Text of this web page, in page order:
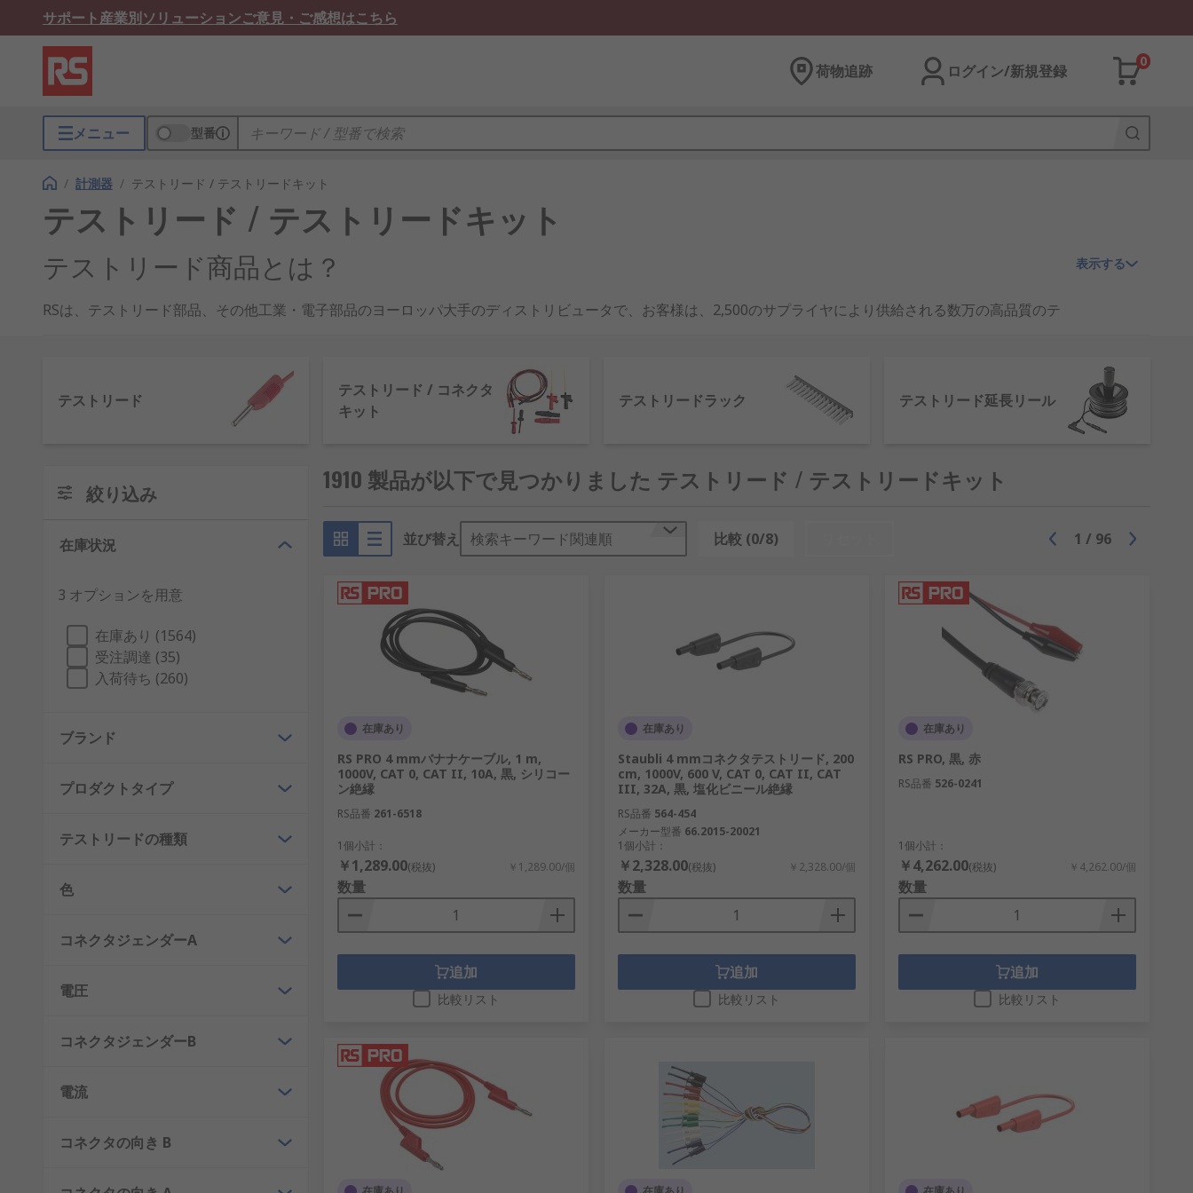
サポート産業別ソリューションご意見・ご感想はこちら
荷物追跡 ログイン/新規登録
0
メニュー 型番
/ 計測器 / テストリード / テストリードキット
テストリード / テストリードキット
テストリード商品とは？
RSは、テストリード部品、その他工業・電子部品のヨーロッパ大手のディストリビュータで、お客様は、2,500のサプライヤにより供給される数万の高品質のテ
テストリード商品の種類
RSでは、次のようなさまざまなテストリード商品の種類を用意しています。
テストリードキット
: 電子機器のテストで使用する基本的なリードとコネクタ部品がセットになったキットです。
テストリード延長リール
: テストリード延長リールは、標準の長さよりも長いリードが必要な場合に最適です。
表示する
テストリード
テストリード / コネクタ
キット
テストリードラック テストリード延長リール
絞り込み
在庫状況
3 オプションを用意
在庫あり (1564)
受注調達 (35)
入荷待ち (260)
ブランド
プロダクトタイプ
テストリードの種類
色
コネクタジェンダーA
電圧
コネクタジェンダーB
電流
コネクタの向き B
1910 製品が以下で見つかりました テストリード / テストリードキット
並び替え 検索キーワード関連順 比較 (0/8) 1 / 96
在庫あり
RS PRO 4 mmバナナケーブル, 1 m,
1000V, CAT 0, CAT II, 10A, 黒, シリコー
ン絶縁
RS品番 261-6518
1個小計：
￥1,289.00(税抜) ￥1,289.00/個
数量
追加
比較リスト
在庫あり
Staubli 4 mmコネクタテストリード, 200
cm, 1000V, 600 V, CAT 0, CAT II, CAT
III, 32A, 黒, 塩化ビニール絶縁
RS品番 564-454
メーカー型番 66.2015-20021
1個小計：
￥2,328.00(税抜) ￥2,328.00/個
数量
追加
比較リスト
在庫あり
RS PRO, 黒, 赤
RS品番 526-0241
1個小計：
￥4,262.00(税抜) ￥4,262.00/個
数量
追加
比較リスト